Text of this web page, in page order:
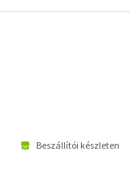
Beszállítói készleten